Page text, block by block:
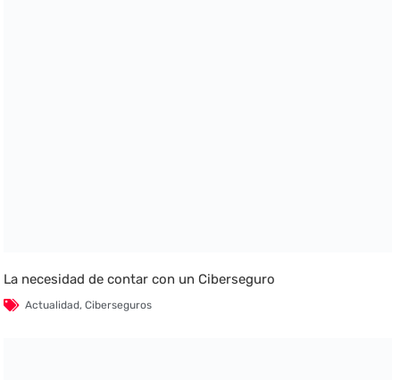
La necesidad de contar con un Ciberseguro
Actualidad,Ciberseguros